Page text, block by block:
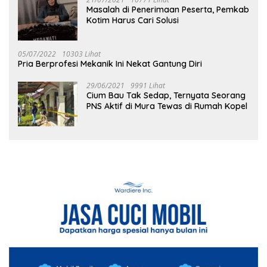
Masalah di Penerimaan Peserta, Pemkab
Kotim Harus Cari Solusi
05/07/2022 10303 Lihat
Pria Berprofesi Mekanik Ini Nekat Gantung Diri
29/06/2021 9991 Lihat
Cium Bau Tak Sedap, Ternyata Seorang
PNS Aktif di Mura Tewas di Rumah Kopel